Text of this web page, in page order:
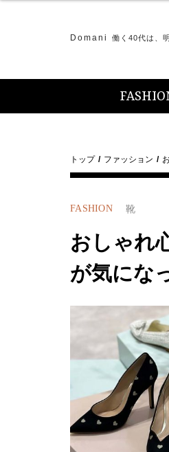
Domani 働く40代は、
トップ ファッション
FASHION 靴
おしゃれ
が気にな